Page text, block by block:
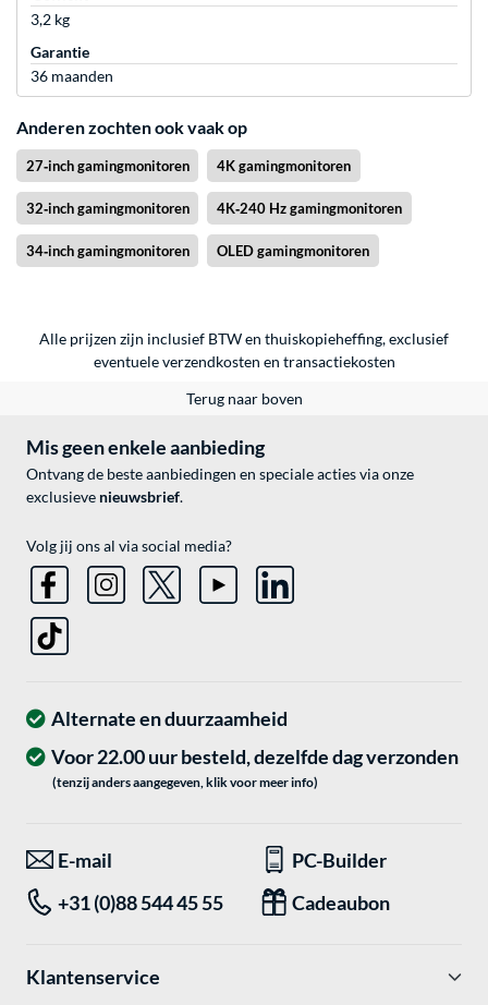
3,2 kg
Garantie
36 maanden
Anderen zochten ook vaak op
27‑inch gamingmonitoren 4K gamingmonitoren
32‑inch gamingmonitoren 4K‑240 Hz gamingmonitoren
34‑inch gamingmonitoren OLED gamingmonitoren
Alle prijzen zijn inclusief BTW en thuiskopieheffing, exclusief
eventueleverzendkosten en transactiekosten
Terug naar boven
Mis geen enkele aanbieding
Ontvang de beste aanbiedingen en speciale acties via onze
exclusieve nieuwsbrief.
Volg jij ons al via social media?
Alternate en duurzaamheid
Voor 22.00 uur besteld, dezelfde dag verzonden
(tenzij anders aangegeven, klik voor meer info)
E-mail
PC-Builder
+31 (0)88 544 45 55
Cadeaubon
Klantenservice